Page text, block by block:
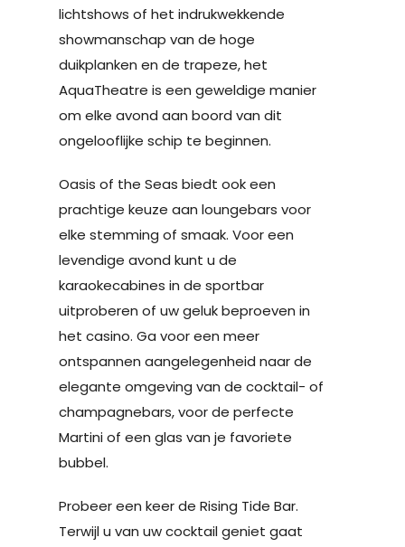
lichtshows of het indrukwekkende
showmanschap van de hoge
duikplanken en de trapeze, het
AquaTheatre is een geweldige manier
om elke avond aan boord van dit
ongelooflijke schip te beginnen.
Oasis of the Seas biedt ook een
prachtige keuze aan loungebars voor
elke stemming of smaak. Voor een
levendige avond kunt u de
karaokecabines in de sportbar
uitproberen of uw geluk beproeven in
het casino. Ga voor een meer
ontspannen aangelegenheid naar de
elegante omgeving van de cocktail- of
champagnebars, voor de perfecte
Martini of een glas van je favoriete
bubbel.
Probeer een keer de Rising Tide Bar.
Terwijl u van uw cocktail geniet gaat